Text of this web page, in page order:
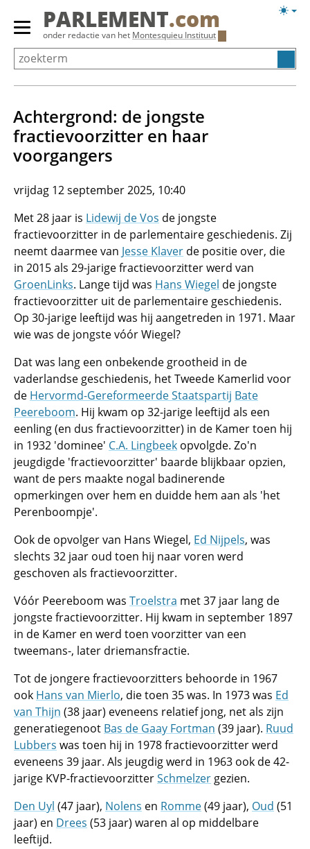
Overslaan
Primair
menu
tonen/verbergen
PARLEMENT.com
onder redactie van het Montesquieu Instituut
Achtergrond: de jongste
fractievoorzitter en haar
voorgangers
vrijdag 12 september 2025, 10:40
Met 28 jaar is Lidewij de Vos de jongste
fractievoorzitter in de parlementaire geschiedenis. Zij
neemt daarmee van Jesse Klaver de positie over, die
in 2015 als 29-jarige fractievoorzitter werd van
GroenLinks. Lange tijd was Hans Wiegel de jongste
fractievoorzitter uit de parlementaire geschiedenis.
Op 30-jarige leeftijd was hij aangetreden in 1971. Maar
wie was de jongste vóór Wiegel?
Dat was lang een onbekende grootheid in de
vaderlandse geschiedenis, het Tweede Kamerlid voor
de Hervormd-Gereformeerde Staatspartij Bate
Peereboom. Hij kwam op 32-jarige leeftijd als een
eenling (en dus fractievoorzitter) in de Kamer toen hij
in 1932 'dominee' C.A. Lingbeek opvolgde. Zo'n
jeugdigde 'fractievoorzitter' baarde blijkbaar opzien,
want de pers maakte nogal badinerende
opmerkingen over hem en duidde hem aan als 'het
Perenboompje'.
Ook de opvolger van Hans Wiegel, Ed Nijpels, was
slechts 32 jaar oud toen hij naar voren werd
geschoven als fractievoorzitter.
Vóór Peereboom was Troelstra met 37 jaar lang de
jongste fractievoorzitter. Hij kwam in september 1897
in de Kamer en werd toen voorzitter van een
tweemans-, later driemansfractie.
Tot de jongere fractievoorzitters behoorde in 1967
ook Hans van Mierlo, die toen 35 was. In 1973 was Ed
van Thijn (38 jaar) eveneens relatief jong, net als zijn
generatiegenoot Bas de Gaay Fortman (39 jaar). Ruud
Lubbers was toen hij in 1978 fractievoorzitter werd
eveneens 39 jaar. Als jeugdig werd in 1963 ook de 42-
jarige KVP-fractievoorzitterSchmelzer gezien.
Den Uyl (47 jaar), Nolens en Romme(49 jaar), Oud (51
jaar) en Drees (53 jaar) waren al op middelbare
leeftijd.